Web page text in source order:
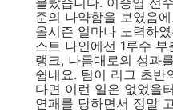
준의 나약함을 보였음
올시즌 얼마나 노력하
스트 나인에선 1루수
랭크, 나름대로의 성과
쉽네요. 팀이 리그 초반
다면 이런 일은 없었을
연패를 당하면서 정말